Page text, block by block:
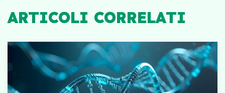
ARTICOLI CORRELATI